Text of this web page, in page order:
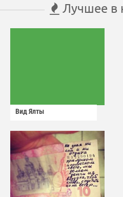
Лучшее в
Вид Ялты